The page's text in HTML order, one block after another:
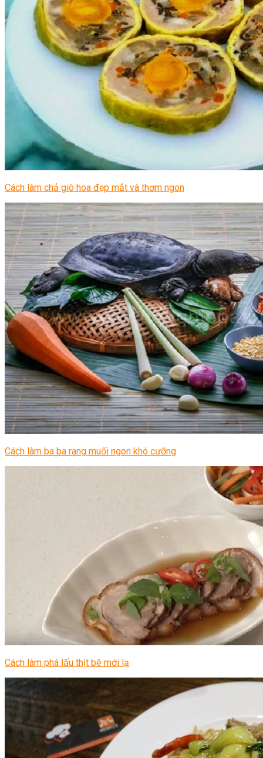
Cách làm chả giò hoa đẹp mắt và thơm ngon
Cách làm ba ba rang muối ngon khó cưỡng
Cách làm phá lấu thịt bê mới lạ